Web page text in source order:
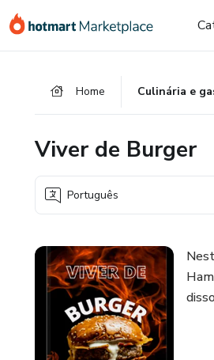
para
para
para
Home Culinária e
Viver de Burger
Português